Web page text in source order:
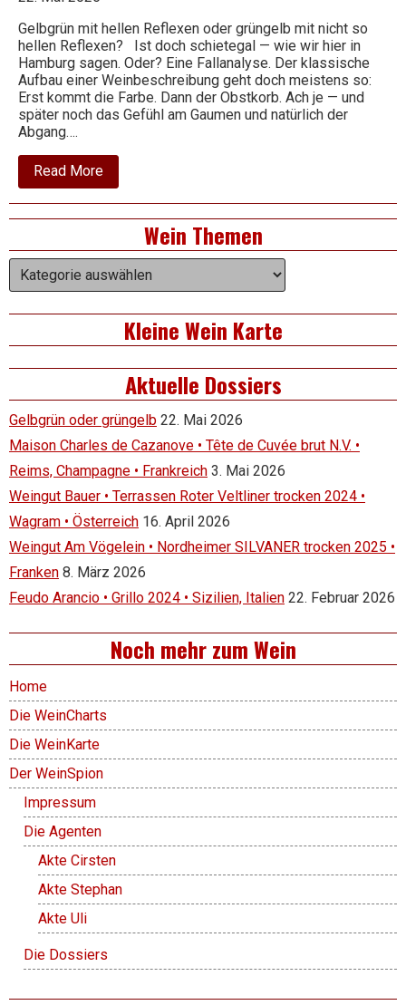
Wein
Gelbgrün mit hellen Reflexen oder grüngelb mit nicht so
hellen Reflexen? Ist doch schietegal — wie wir hier in
Hamburg sagen. Oder? Eine Fallanalyse. Der klassische
Aufbau einer Weinbeschreibung geht doch meistens so:
Erst kommt die Farbe. Dann der Obstkorb. Ach je — und
später noch das Gefühl am Gaumen und natürlich der
Abgang….
Read Moreabout
Gelbgrün
oder
Right
Asides
Wein Themen
Wein
Themen
Kleine Wein Karte
Aktuelle Dossiers
Gelbgrün oder grüngelb 22. Mai 2026
Maison Charles de Cazanove • Tête de Cuvée brut N.V. •
Reims, Champagne • Frankreich 3. Mai 2026
Weingut Bauer • Terrassen Roter Veltliner trocken 2024 •
Wagram • Österreich 16. April 2026
Weingut Am Vögelein • Nordheimer SILVANER trocken 2025 •
Franken 8. März 2026
Feudo Arancio • Grillo 2024 • Sizilien, Italien 22. Februar 2026
Noch mehr zum Wein
Home
Die WeinCharts
Die WeinKarte
Der WeinSpion
Impressum
Die Agenten
Akte Cirsten
Akte Stephan
Akte Uli
Die Dossiers